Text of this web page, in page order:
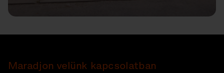
Maradjon velünk kapcsolatban